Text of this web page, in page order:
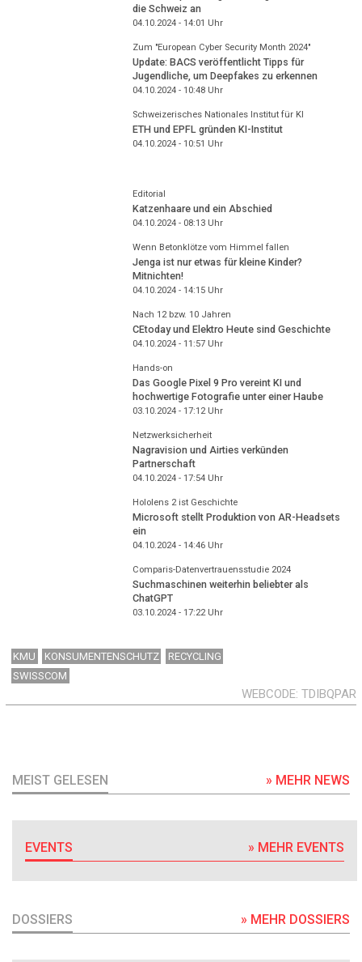
die Schweiz an
04.10.2024 - 14:01 Uhr
Zum "European Cyber Security Month 2024"
Update: BACS veröffentlicht Tipps für
Jugendliche, um Deepfakes zu erkennen
04.10.2024 - 10:48Uhr
Schweizerisches Nationales Institut für KI
ETH und EPFL gründen KI-Institut
04.10.2024 - 10:51 Uhr
Editorial
Katzenhaare und ein Abschied
04.10.2024 - 08:13Uhr
Wenn Betonklötze vom Himmel fallen
Jenga ist nur etwas für kleine Kinder?
Mitnichten!
04.10.2024 - 14:15Uhr
Nach 12 bzw. 10 Jahren
CEtoday und Elektro Heute sind Geschichte
04.10.2024 - 11:57Uhr
Hands-on
Das Google Pixel 9 Pro vereint KI und
hochwertige Fotografie unter einer Haube
03.10.2024 - 17:12Uhr
Netzwerksicherheit
Nagravision und Airties verkünden
Partnerschaft
04.10.2024 - 17:54Uhr
Hololens 2 ist Geschichte
Microsoft stellt Produktion von AR-Headsets
ein
04.10.2024 - 14:46Uhr
Comparis-Datenvertrauensstudie 2024
Suchmaschinen weiterhin beliebter als
ChatGPT
03.10.2024 - 17:22Uhr
KMU KONSUMENTENSCHUTZ
RECYCLING
SWISSCOM
WEBCODE TDIBQPAR
MEIST GELESEN » MEHR NEWS
EVENTS » MEHR EVENTS
DOSSIERS » MEHR DOSSIERS